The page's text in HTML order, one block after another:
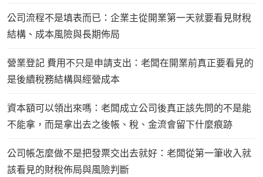
公司流程不是填表而已：企業主從開業第一天就要看見財稅
結構、成本風險與長期佈局
營業登記 費用不只是申請支出：老闆在開業前真正要看見的
是後續稅務結構與經營成本
資本額可以領出來嗎：老闆成立公司後真正該先問的不是能
不能拿，而是拿出去之後帳、稅、金流會留下什麼痕跡
公司帳怎麼做不是把發票交出去就好：老闆從第一筆收入就
該看見的財稅佈局與風險判斷